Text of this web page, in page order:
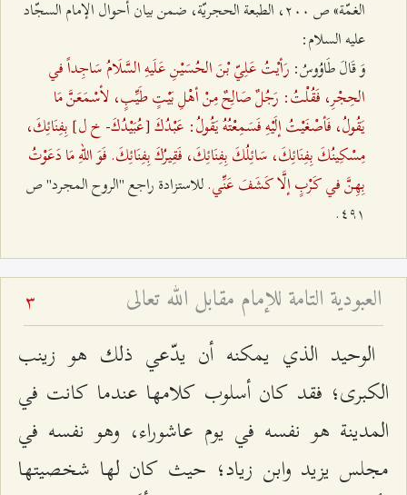
الغمّة» ص ٢۰۰، الطبعة الحجريّة، ضمن بيان أحوال الإمام السجّاد
عليه السلام:
وَ قَالَ طَاوُوسُ: رَأيْتُ عَلِيّ بْنَ الحُسَيْنِ عَلَيهِ السَّلَامُ سَاجِداً في
الحِجْرِ، فَقُلْتُ: رَجُلٌ صَالِحٌ مِنْ أهْلِ بَيْتٍ طَيِّبٍ، لأسْمَعَنَّ مَا
يَقُولُ، فَأصْغَيْتُ إلَيْهِ فَسَمِعْتُهُ يَقُولُ: عَبْدُكَ [عُبَيْدُكَ- خ ل‌] بِفِنَائِكَ،
مِسْكِينُكَ بِفِنَائِكَ، سَائِلُكَ بِفِنَائِكَ، فَقِيرُكَ بِفِنَائِكَ. فَوَ اللهِ مَا دَعَوْتُ
بِهِنَّ في كَرْبٍ إلَّا كَشَفَ عَنِّي.للاستزادة راجع "الروح المجرد"‌ ص
٤٩۱.
العبودية التامة للإمام مقابل الله تعالى 3
الوحيد الذي يمكنه أن يدّعي ذلك هو زينب
الكبرى؛ فقد كان أسلوب كلامها عندما كانت في
المدينة هو نفسه في يوم عاشوراء، وهو نفسه في
مجلس يزيد وابن زياد؛ حيث كان لها شخصيتها